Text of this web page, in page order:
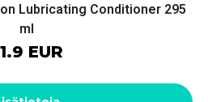
Lubricating Conditioner 295
ml
EUR